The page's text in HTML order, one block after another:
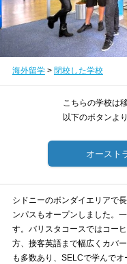
海外留学> 閉校した学校
こちらの学校は
以下のボタンよ
オースト
シドニーのボンダイエリアで
ンパスもオープンしました。
す。バリスタコースではコー
方、接客英語まで幅広くカバ
も多数あり、SELCで学んで